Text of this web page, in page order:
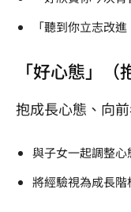
「聽到你立志改
「好心態」（
抱成長心態、向
與子女一起調整心
將經驗視為𢦓長階